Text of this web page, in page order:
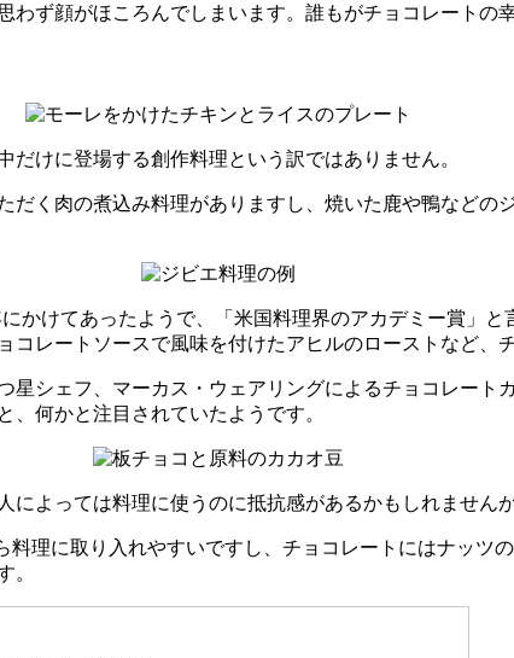
ず顔がほころんでしまいます。誰もがチョコレートの
けに登場する創作料理という訳ではありません。
だく肉の煮込み料理がありますし、焼いた鹿や鴨など
かけてあったようで、「米国料理界のアカデミー賞」
レートソースで風味を付けたアヒルのローストなど、
シェフ、マーカス・ウェアリングによるチョコレート
何かと注目されていたようです。
によっては料理に使うのに抵抗感があるかもしれません
料理に取り入れやすいですし、チョコレートにはナッツ
。